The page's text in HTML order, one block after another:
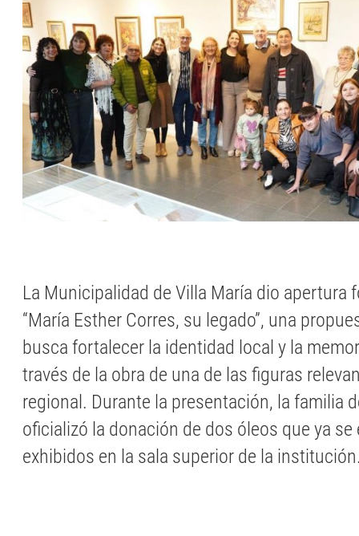
La Municipalidad de Villa María dio apertura
“María Esther Corres, su legado”, una
busca fortalecer la identidad local y la
través de la obra de una de las figuras
regional. Durante la presentación, la familia
oficializó la donación de dos óleos que ya
exhibidos en la sala superior de la